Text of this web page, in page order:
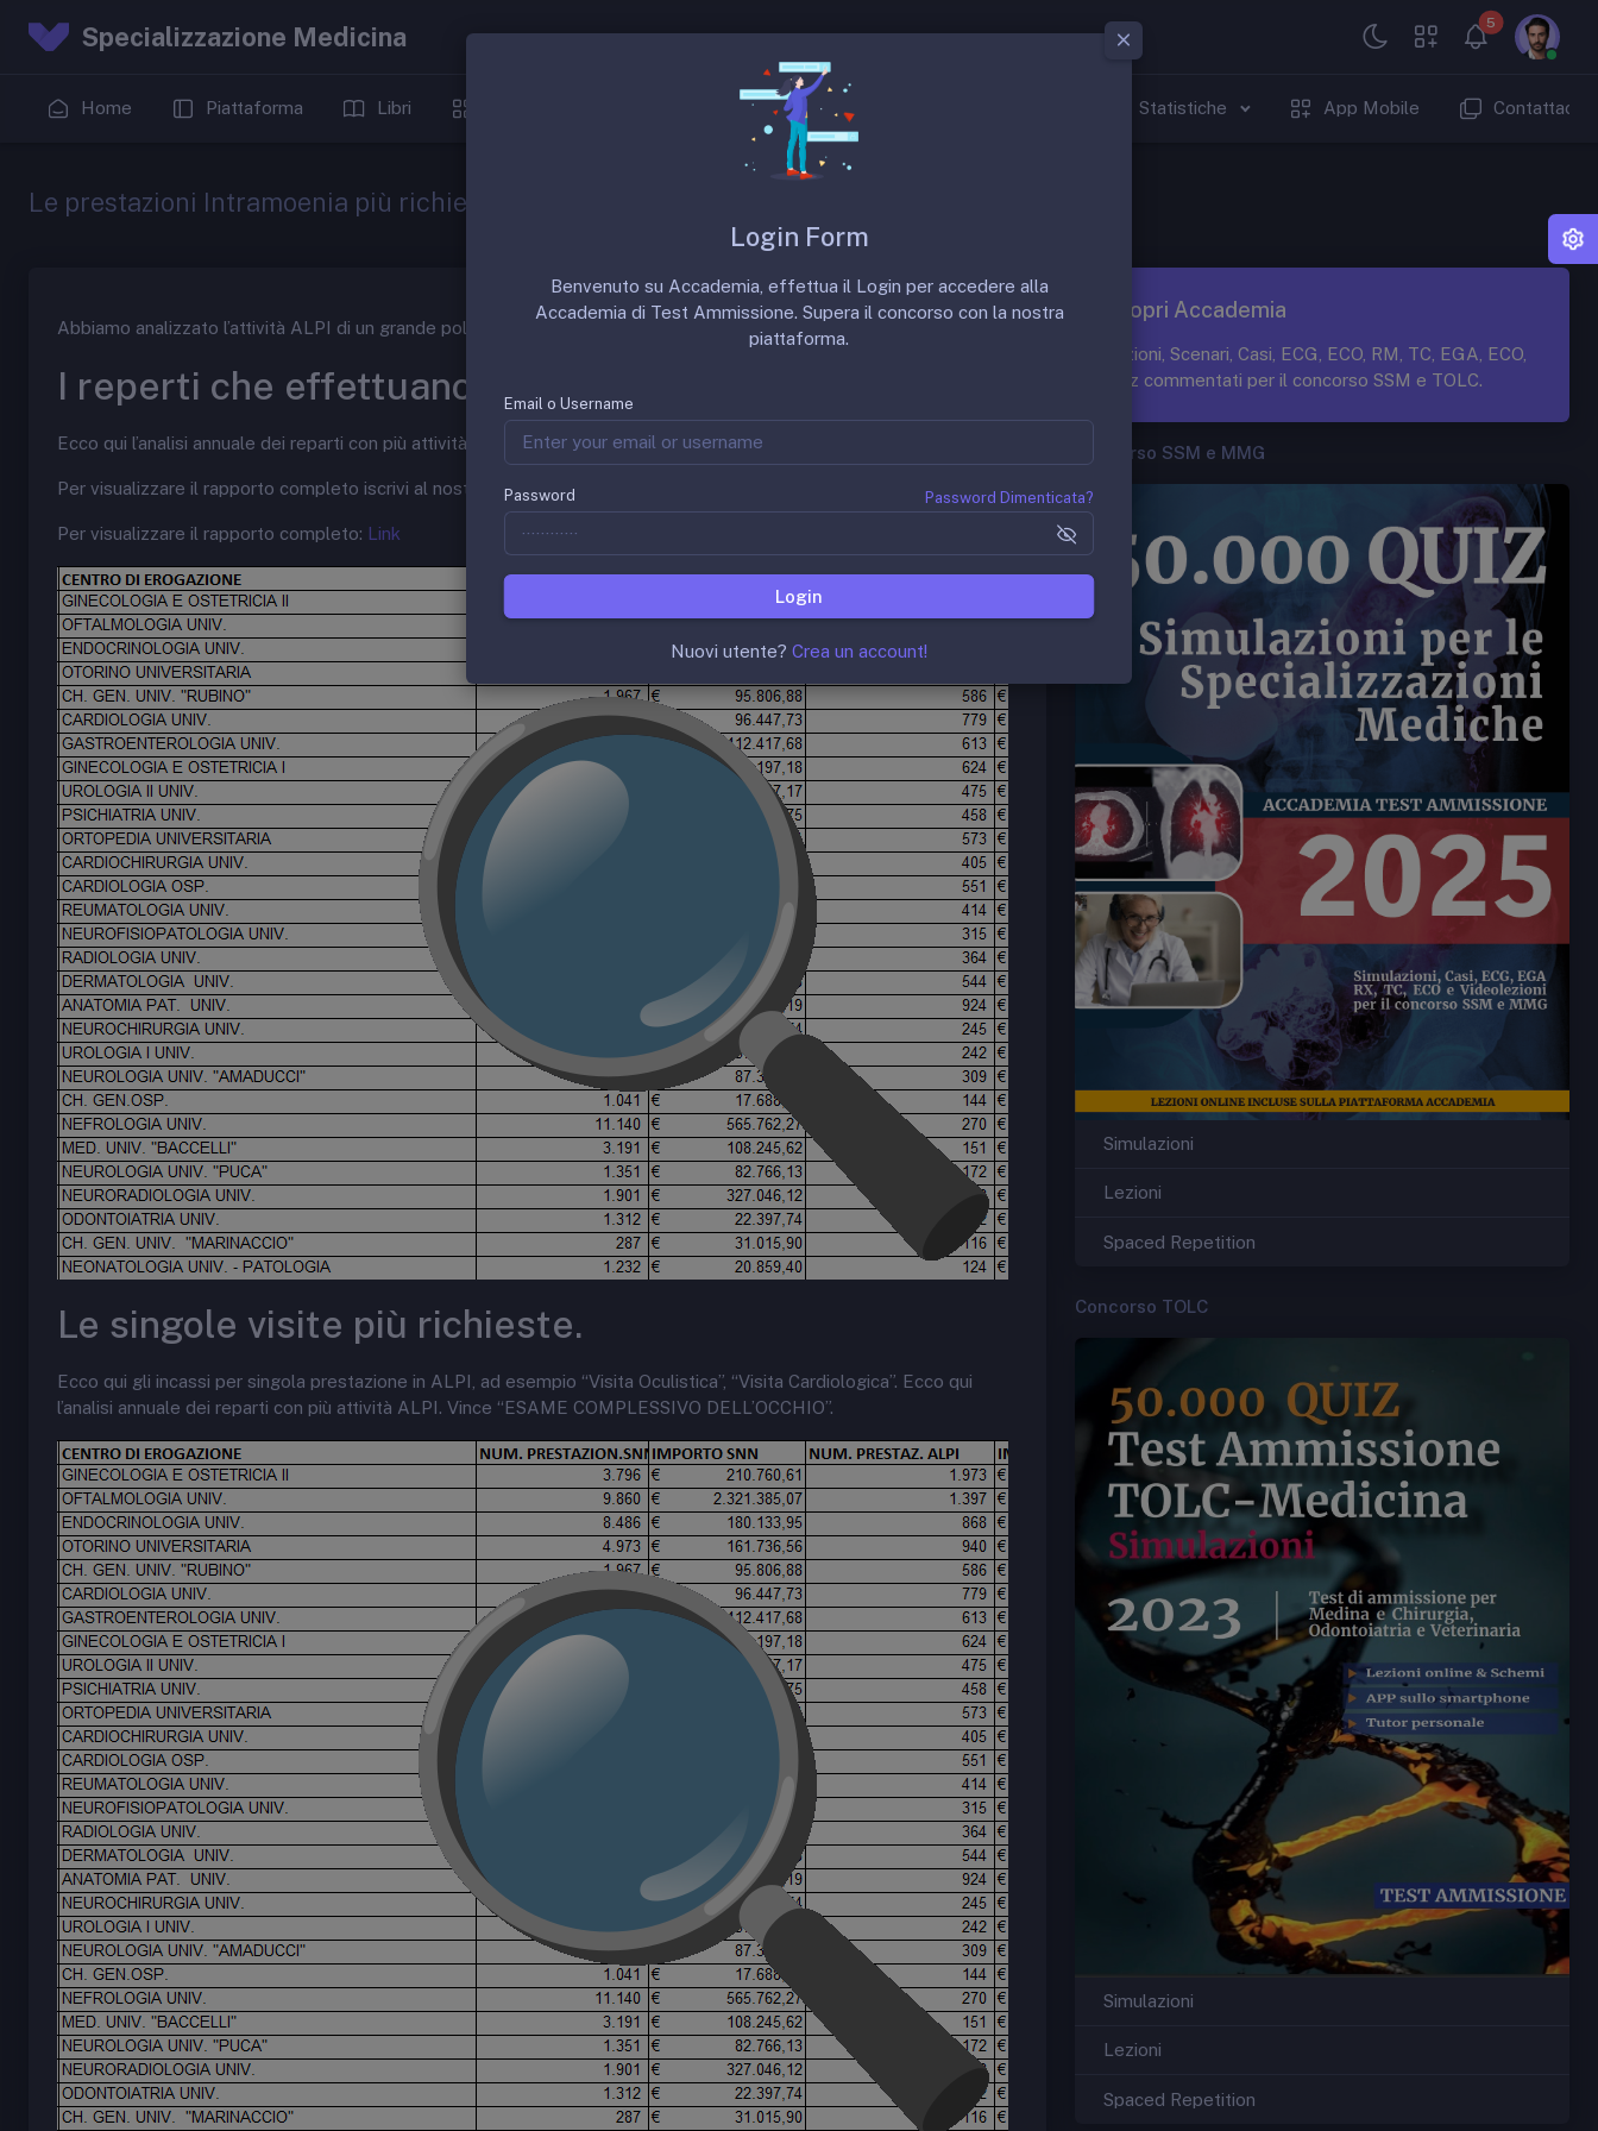
Specializzazione Medicina 5
Home Piattaforma Libri Prove Precedenti Statistiche App Mobile Contattaci
Le prestazioni Intramoenia più richieste
Abbiamo analizzato l’attività ALPI di un grande policlinico del Sud Italia, in particolare il Policlinico di Bari.
I reperti che effettuano più attività privata ALPI
Ecco qui l’analisi annuale dei reparti con più attività ALPI. Vince Oftalmologia.
Per visualizzare il rapporto completo iscrivi al nostro gruppo:Link . Poi clicca sul link del rapporto completo.
Per visualizzare il rapporto completo: Link
Le singole visite più richieste.
Ecco qui gli incassi per singola prestazione in ALPI, ad esempio “Visita Oculistica”, “Visita Cardiologica”. Ecco qui
l’analisi annuale dei reparti con più attività ALPI. Vince “ESAME COMPLESSIVO DELL’OCCHIO”.
Scopri Accademia
Lezioni, Scenari, Casi, ECG, ECO, RM, TC, EGA, ECO,
Quiz commentati per il concorso SSM e TOLC.
Concorso SSM e MMG
Simulazioni
Lezioni
Spaced Repetition
Concorso TOLC
Simulazioni
Lezioni
Spaced Repetition
Login Form
Benvenuto su Accademia, effettua il Login per accedere alla
Accademia di Test Ammissione. Supera il concorso con la nostra
piattaforma.
Email o Username
Password Password Dimenticata?
Login
Nuovi utente? Crea un account!